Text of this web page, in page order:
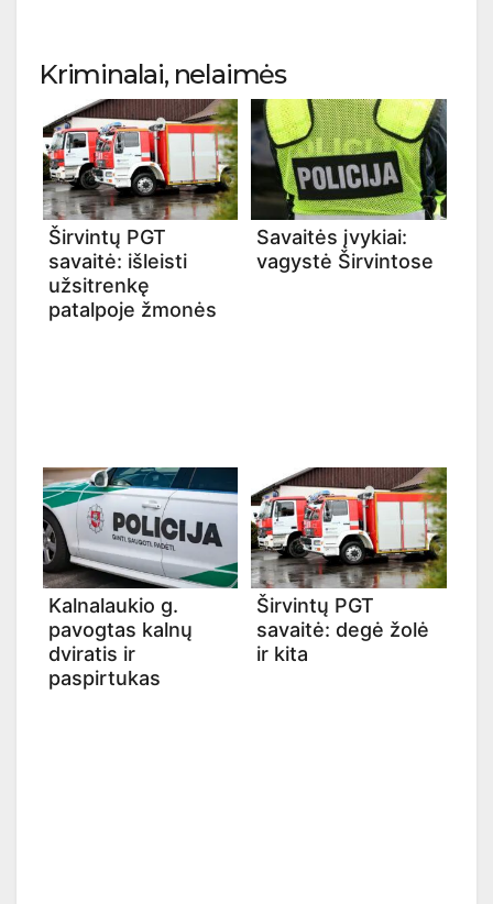
Kriminalai, nelaimės
Širvintų PGT
savaitė: išleisti
užsitrenkę
patalpoje žmonės
Savaitės įvykiai:
vagystė Širvintose
Kalnalaukio g.
pavogtas kalnų
dviratis ir
paspirtukas
Širvintų PGT
savaitė: degė žolė
ir kita